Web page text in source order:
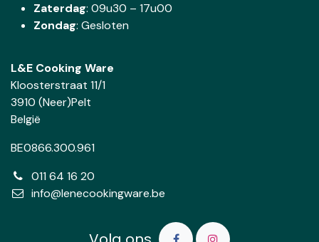
Zaterdag: 09u30 – 17u00
Zondag: Gesloten
L&E Cooking Ware
Kloosterstraat 11/1
3910 (Neer)Pelt
België
BE0866.300.961
011 64 16 20
info@lenecookingware.be